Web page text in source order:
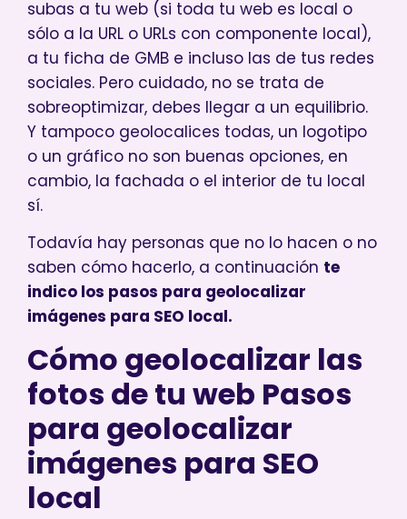
subas a tu web (si toda tu web es local o
sólo a la URL o URLs con componente local),
a tu ficha de GMB e incluso las de tus redes
sociales. Pero cuidado, no se trata de
sobreoptimizar, debes llegar a un equilibrio.
Y tampoco geolocalices todas, un logotipo
o un gráfico no son buenas opciones, en
cambio, la fachada o el interior de tu local
sí.
Todavía hay personas que no lo hacen o no
saben cómo hacerlo, a continuación te
indico los pasos para geolocalizar
imágenes para SEO local.
Cómo geolocalizar las
fotos de tu web Pasos
para geolocalizar
imágenes para SEO
local